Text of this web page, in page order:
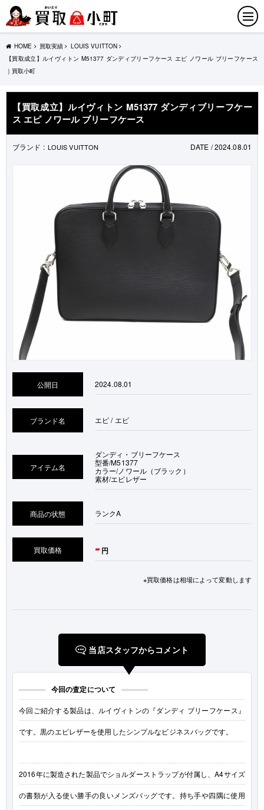
HOME 買取実績
LOUIS VUITTON
【買取成立】ルイヴィトン M51377 ダンディブリーフケース エピ ノワール ブリーフケース
｜買取小町
【買取成立】ルイヴィトン M51377 ダンディブリーフケー
ス エピ ノワール ブリーフケース
ブランド : LOUIS VUITTON DATE / 2024.08.01
公開日 2024.08.01
ブランド名 エピ / エピ
アイテム名
ダンディ・ブリーフケース
型番/M51377
カラー/ノワール（ブラック）
素材/エピレザー
商品の状態 ランクA
買取価格 - 円
※買取価格は相場によって変動します
当店スタッフからコメント
今回の査定について
今回ご紹介する製品は、ルイヴィトンの『ダンディ ブリーフケース』
です。黒のエピレザーを使用したシンプルなビジネスバッグです。
2016年に製造された製品でショルダーストラップが付属し、A4サイズ
の書類が入る使い勝手の良いメンズバッグです。持ち手や四隅に使用